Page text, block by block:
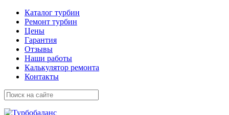
Каталог турбин
Ремонт турбин
Цены
Гарантия
Отзывы
Наши работы
Калькулятор ремонта
Контакты